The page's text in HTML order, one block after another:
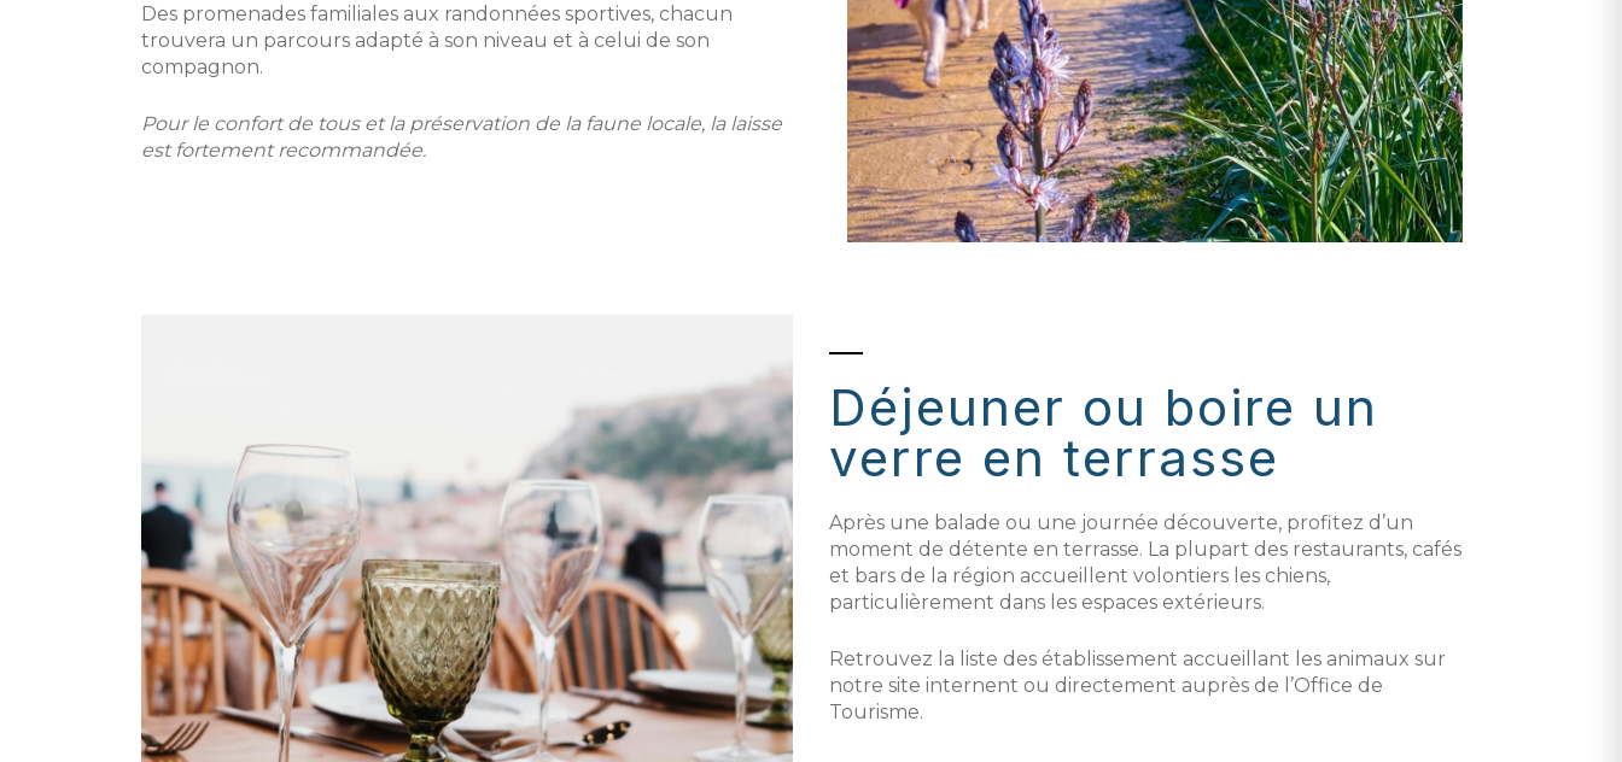
Des promenades familiales aux randonnées sportives, chacun
trouvera un parcours adapté à son niveau et à celui de son
compagnon.
Pour le confort de tous et la préservation de la faune locale, la laisse
est fortement recommandée.
Déjeuner ou boire un
verre en terrasse
Après une balade ou une journée découverte, profitez d’un
moment de détente en terrasse. La plupart des restaurants, cafés
et bars de la région accueillent volontiers les chiens,
particulièrement dans les espaces extérieurs.
Retrouvez la liste des établissement accueillant les animaux sur
notre site internent ou directement auprès de l’Office de
Tourisme.